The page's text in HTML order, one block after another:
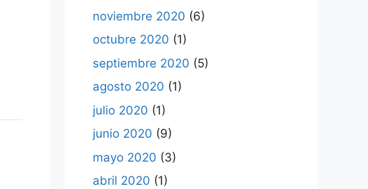
noviembre 2020 (6)
octubre 2020 (1)
septiembre 2020 (5)
agosto 2020 (1)
julio 2020 (1)
junio 2020 (9)
mayo 2020 (3)
abril 2020 (1)